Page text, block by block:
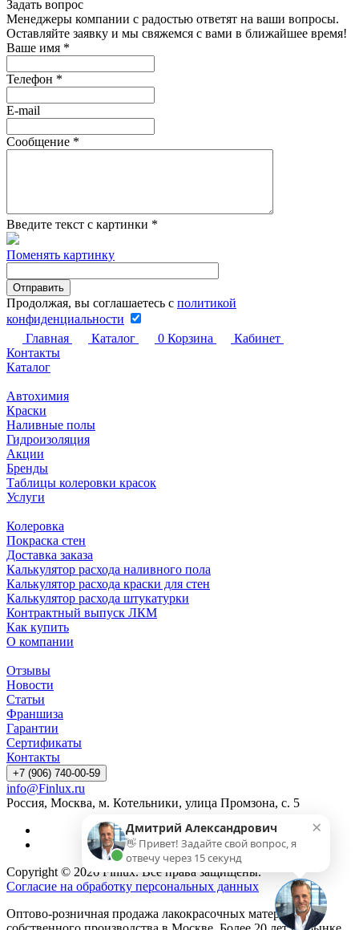
Задать вопрос
Менеджеры компании с радостью ответят на ваши вопросы.
Оставляйте заявку и мы свяжемся с вами в ближайшее время!
Ваше имя *
Телефон *
E-mail
Сообщение *
Введите текст с картинки *
Поменять картинку
Продолжая, вы соглашаетесь с политикой
конфиденциальности
Главная
Каталог 0 Корзина
Кабинет
Контакты
Каталог
Автохимия
Краски
Наливные полы
Гидроизоляция
Акции
Бренды
Таблицы колеровки красок
Услуги
Колеровка
Покраска стен
Доставка заказа
Калькулятор расхода наливного пола
Калькулятор расхода краски для стен
Калькулятор расхода штукатурки
Контрактный выпуск ЛКМ
Как купить
О компании
Отзывы
Новости
Статьи
Франшиза
Гарантии
Сертификаты
Контакты
+7 (906) 740-00-59
info@Finlux.ru
Россия, Москва, м. Котельники, улица Промзона, с. 5
Copyright © 2026 Finlux. Все права защищены.
Согласие на обработку персональных данных
Оптово-розничная продажа лакокрасочных материалов
×
Дмитрий Александрович
👋 Привет! Задайте свой вопрос, я
отвечу через 15 секунд